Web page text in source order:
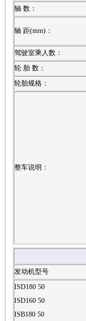
轴 数：
轴 距(mm)：
驾驶室乘人数：
轮 胎 数：
轮胎规格：
整车说明：
发动机型号
ISD180 50
ISD160 50
ISB180 50